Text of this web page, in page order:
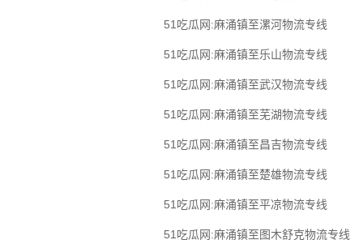
51吃瓜网:麻涌镇至漯河物流专线
51吃瓜网:麻涌镇至乐山物流专线
51吃瓜网:麻涌镇至武汉物流专线
51吃瓜网:麻涌镇至芜湖物流专线
51吃瓜网:麻涌镇至昌吉物流专线
51吃瓜网:麻涌镇至楚雄物流专线
51吃瓜网:麻涌镇至平凉物流专线
51吃瓜网:麻涌镇至图木舒克物流专线